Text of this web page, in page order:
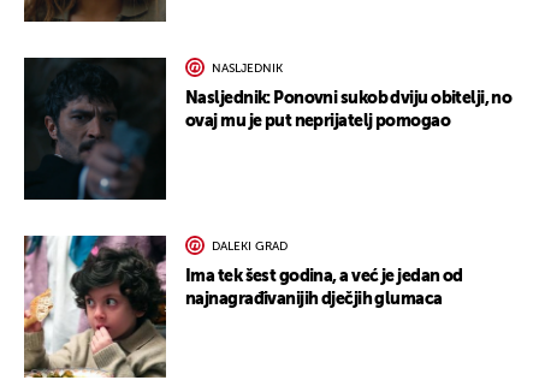
NASLJEDNIK
Nasljednik: Ponovni sukob dviju obitelji, no
ovaj mu je put neprijatelj pomogao
DALEKI GRAD
Ima tek šest godina, a već je jedan od
najnagrađivanijih dječjih glumaca